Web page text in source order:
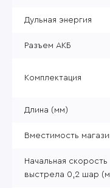
Дульная энергия
Разъем АКБ
Комплектация
Длина (мм)
Вместимость
Начальная скорость
выстрела 0,2 шар